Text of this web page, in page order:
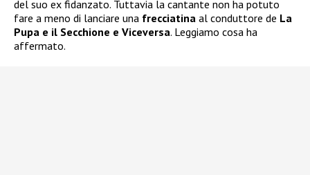
del suo ex fidanzato. Tuttavia la cantante non ha potuto
fare a meno di lanciare una frecciatina al conduttore de La
Pupa e il Secchione e Viceversa. Leggiamo cosa ha
affermato.